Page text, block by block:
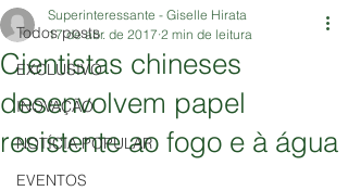
Todos posts
EXCLUSIVO
INOVAÇÃO
NOTÍCIA POPULAR
EVENTOS
Cientistas chineses
desenvolvem papel
resistente ao fogo e à água
Superinteressante - Giselle Hirata
17 de abr. de 2017 2 min de leitura